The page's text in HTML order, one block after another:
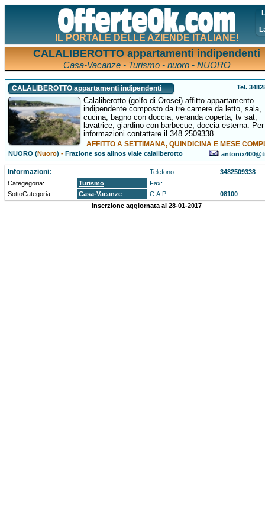
IL PORTALE DELLE AZIENDE ITALIANE!
CALALIBEROTTO appartamenti indipendenti
Casa-Vacanze - Turismo - nuoro - NUORO
CALALIBEROTTO appartamenti indipendenti Tel.
Calaliberotto (golfo di Orosei) affitto appartamento
indipendente composto da tre camere da letto, sala,
cucina, bagno con doccia, veranda coperta, tv sat,
lavatrice, giardino con barbecue, doccia esterna. Per
informazioni contattare il 348.2509338
AFFITTO A SETTIMANA, QUINDICINA E MESE
NUORO (Nuoro) -Frazione sos alinos viale calaliberotto
Informazioni: Telefono:
3482509338
Categegoria:
Turismo
Fax:
SottoCategoria:
Casa-Vacanze C.A.P.:
08100
Inserzione aggiornata al 28-01-2017